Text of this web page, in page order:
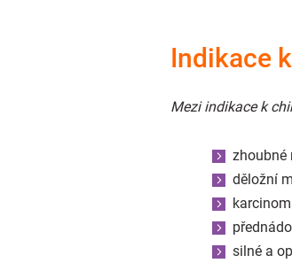
Indikace
Mezi indikace k
zhoubné
děložní
silné a